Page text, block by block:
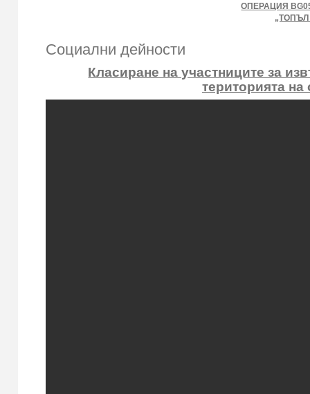
ОПЕРАЦИЯ
Социални дейности
Класиране на участниците за
територията